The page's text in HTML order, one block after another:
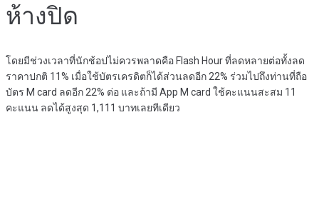
ห้างปิด
โดยมีช่วงเวลาที่นักช้อปไม่ควรพลาดคือ Flash Hour ที่ลดหลายต่อทั้งลด
ราคาปกติ 11% เมื่อใช้บัตรเครดิตก็ได้ส่วนลดอีก 22% ร่วมไปถึงท่านที่ถือ
บัตร M card ลดอีก 22% ต่อ และถ้ามี App M card ใช้คะแนนสะสม 11
คะแนน ลดได้สูงสุด 1,111 บาทเลยทีเดียว